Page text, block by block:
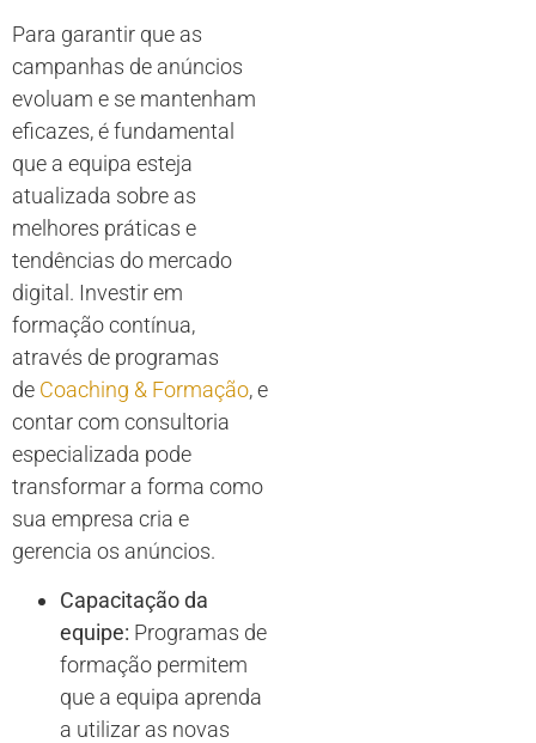
Para garantir que as
campanhas de anúncios
evoluam e se mantenham
eficazes, é fundamental
que a equipa esteja
atualizada sobre as
melhores práticas e
tendências do mercado
digital. Investir em
formação contínua,
através de programas
de Coaching & Formação, e
contar com consultoria
especializada pode
transformar a forma como
sua empresa cria e
gerencia os anúncios.
Capacitação da
equipe: Programas de
formação permitem
que a equipa aprenda
a utilizar as novas